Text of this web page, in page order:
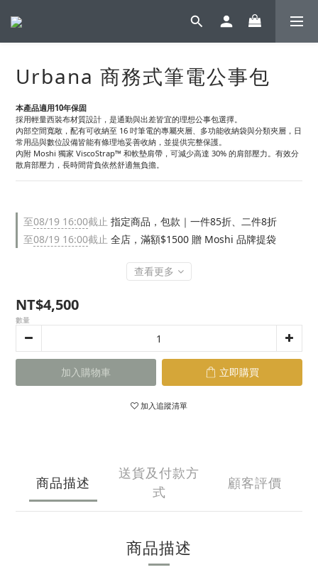
Urbana 商務式筆電公事包
本產品適用10年保固
採用輕量西裝布材質設計，是通勤與出差皆宜的理想公事包選擇。
內部空間寬敞，配有可收納至 16 吋筆電的專屬夾層、多功能收納袋與分類夾層，日
常用品與數位設備皆能有條理地妥善收納，並提供完整保護。
內附 Moshi 獨家 ViscoStrap™ 和軟墊肩帶，可減少高達 30% 的肩部壓力。有效分
散肩部壓力，長時間背負依然舒適無負擔。
至08/19 16:00截止 指定商品，包款｜一件85折、二件8折
至08/19 16:00截止 全店，滿額$1500 贈 Moshi 品牌提袋
查看更多
NT$4,500
數量
加入購物車 立即購買
加入追蹤清單
商品描述
送貨及付款方
式
顧客評價
商品描述